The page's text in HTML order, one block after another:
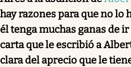
hay razones para que no lo
él tenga muchas ganas de
carta que le escribió a
clara del aprecio que le